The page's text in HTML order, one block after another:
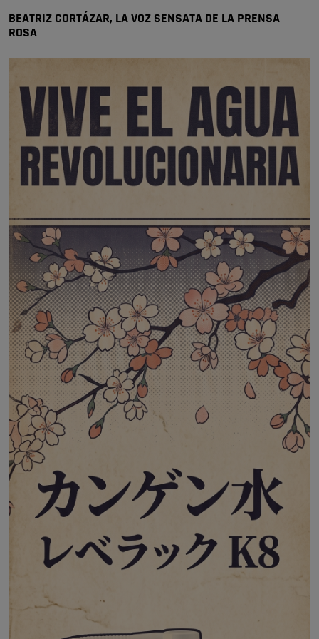
🔴 EXCLUSIVA | El comisario de la …
BEATRIZ CORTÁZAR, LA VOZ SENSATA DE LA PRENSA
ROSA